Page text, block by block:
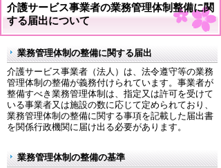
介護サービス事業者の業務管理体制整備に関
する届出について
業務管理体制の整備に関する届出
介護サービス事業者（法人）は、法令遵守等の業務
管理体制の整備が義務付けられています。事業者が
整備すべき業務管理体制は、指定又は許可を受けて
いる事業者又は施設の数に応じて定められており、
業務管理体制の整備に関する事項を記載した届出書
を関係行政機関に届け出る必要があります。
業務管理体制の整備の基準